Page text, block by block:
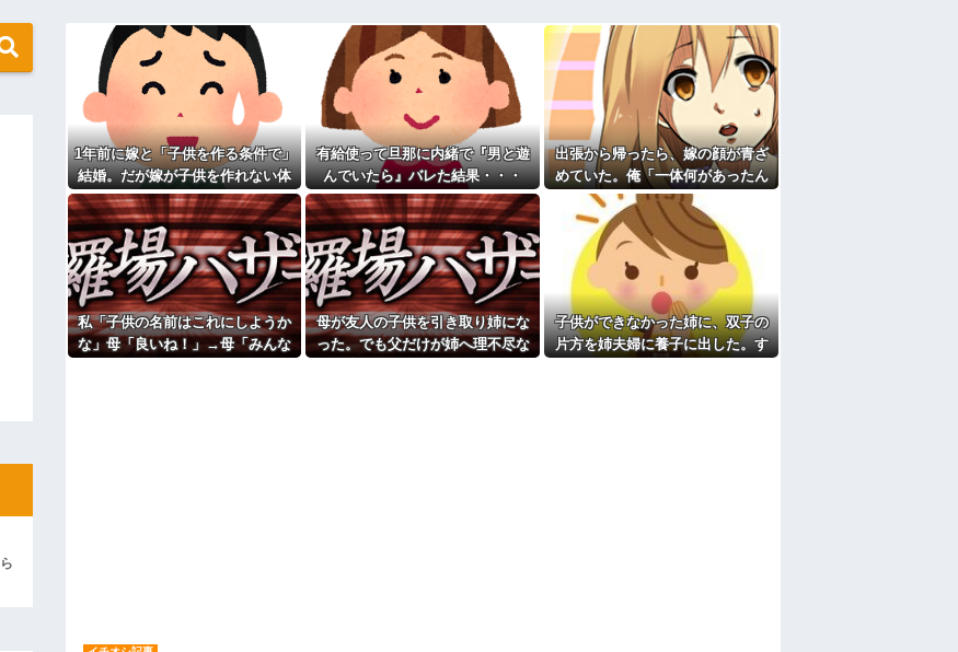
てたんだが、体力ないヤツは
かった→あるイジっ子が自...
う
しまっているという事実←こ
→政府「減税」敵「減税すん
刺さりまくりと話題にw w w
「一体何があったんだ？」嫁
アがヤバすぎるｗｗｗｗｗｗ
キチママ『そこに金庫があっ
出てけ！二度と来るな！」結
っ！」私「」
の動画、すげえええええｗ
限速度で走った結果
す←あまり悲しませないでく
「今思えばなんであんなに夢中になったんやろ…」と思うコンテンツ
映画デートの予定をドタキャンされて、見てない映画のチケ代を奢らされ
て、これはダメだと思って別れたよ
【画像】思わず保存したくなる「笑える画像・最高な画像」貼っていけｗｗ
ｗｗｗ
【修羅場】不妊と判明した夫、前妻の娘に「実の子じゃない！」と訴えた結
果ｗｗｗｗ
33歳くらいから太ったせいか加齢で＊が緩んだのかチョビッと漏れるように
なった
相手がどんなパイプ持っているかも知れないのに…
高校３年生の女です。家が嫌いすぎて家を出て現在養護施設で暮らしていま
す
旦那の祖父が亡くなった。私「エプロン持って行った方がいいよね」旦那
「余計な出費すんな。そんなもん買うなら今後一切金を出さねぇぞ」私「え
っ…」
主な税金の成り立ちを調べてみたよ
1年前に嫁と「子供を作る条件で」
結婚。だが嫁が子供を作れない体
だと知ったので離婚へ。
有給使って旦那に内緒で『男と遊
んでいたら』バレた結果・・・
出張から帰ったら、嫁の顔が青ざ
めていた。俺「一体何があったん
だ？」嫁「…」→子供たちに話を
聞くと…
私「子供の名前はこれにしようか
な」母「良いね！」→母「みんな
母が友人の子供を引き取り姉にな
った。でも父だけが姉へ理不尽な
子供ができなかった姉に、双子の
片方を姉夫婦に養子に出した。す